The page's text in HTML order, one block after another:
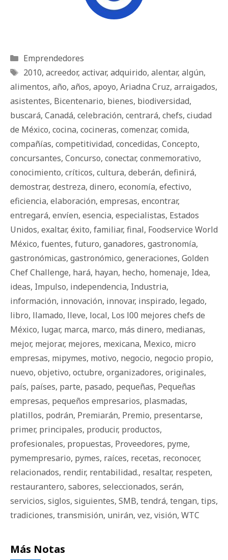
Categorías
Emprendedores
Etiquetas
2010, acreedor, activar, adquirido, alentar, algún,
alimentos, año, años, apoyo, Ariadna Cruz, arraigados,
asistentes, Bicentenario, bienes, biodiversidad,
buscará, Canadá, celebración, centrará, chefs, ciudad
de México, cocina, cocineras, comenzar, comida,
compañías, competitividad, concedidas, Concepto,
concursantes, Concurso, conectar, conmemorativo,
conocimiento, críticos, cultura, deberán, definirá,
demostrar, destreza, dinero, economía, efectivo,
eficiencia, elaboración, empresas, encontrar,
entregará, envíen, esencia, especialistas, Estados
Unidos, exaltar, éxito, familiar, final, Foodservice World
México, fuentes, futuro, ganadores, gastronomía,
gastronómicas, gastronómico, generaciones, Golden
Chef Challenge, hará, hayan, hecho, homenaje, Idea,
ideas, Impulso, independencia, Industria,
información, innovación, innovar, inspirado, legado,
libro, llamado, lleve, local, Los l00 mejores chefs de
México, lugar, marca, marco, más dinero, medianas,
mejor, mejorar, mejores, mexicana, Mexico, micro
empresas, mipymes, motivo, negocio, negocio propio,
nuevo, objetivo, octubre, organizadores, originales,
país, países, parte, pasado, pequeñas, Pequeñas
empresas, pequeños empresarios, plasmadas,
platillos, podrán, Premiarán, Premio, presentarse,
primer, principales, producir, productos,
profesionales, propuestas, Proveedores, pyme,
pymempresario, pymes, raíces, recetas, reconocer,
relacionados, rendir, rentabilidad., resaltar, respeten,
restaurantero, sabores, seleccionados, serán,
servicios, siglos, siguientes, SMB, tendrá, tengan, tips,
tradiciones, transmisión, unirán, vez, visión, WTC
Más Notas